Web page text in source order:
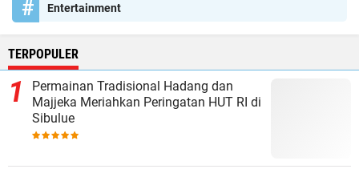
Entertainment
TERPOPULER
Permainan Tradisional Hadang dan
Majjeka Meriahkan Peringatan HUT RI di
Sibulue